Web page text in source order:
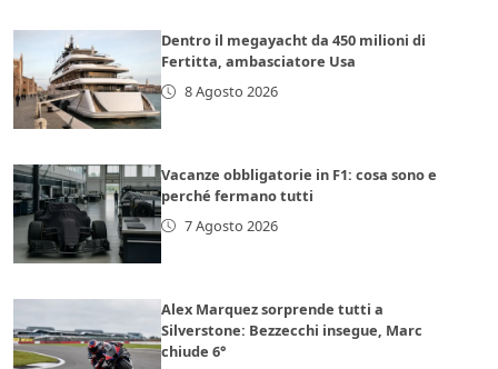
Dentro il megayacht da 450 milioni di
Fertitta, ambasciatore Usa
8 Agosto 2026
Vacanze obbligatorie in F1: cosa sono e
perché fermano tutti
7 Agosto 2026
Alex Marquez sorprende tutti a
Silverstone: Bezzecchi insegue, Marc
chiude 6°